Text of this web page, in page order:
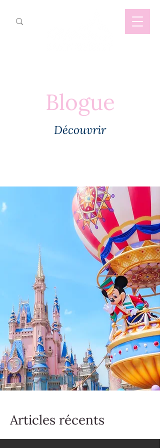
Blogue
Découvrir
Articles récents